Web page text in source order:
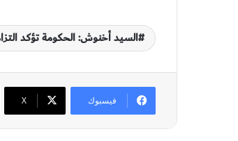
السيد أخنوش: الحكومة تؤكد
فيسبوك ‫X